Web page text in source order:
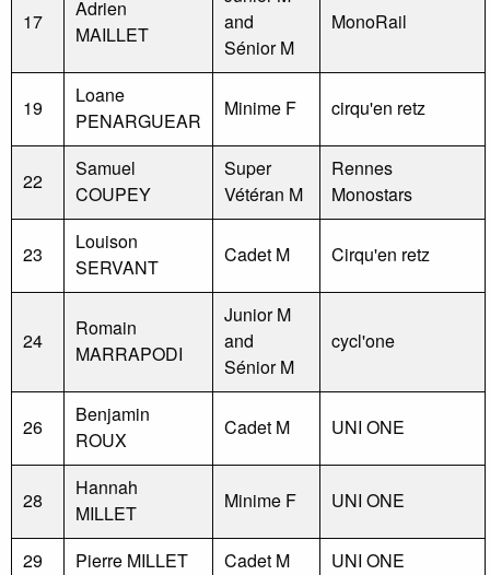
17
Adrien
MAILLET
and
Sénior M
MonoRail
19
Loane
PENARGUEAR
Minime F cirqu'en retz
22
Samuel
COUPEY
Super
Vétéran M
Rennes
Monostars
23
Louison
SERVANT
Cadet M Cirqu'en retz
24
Romain
MARRAPODI
Junior M
and
Sénior M
cycl'one
26
Benjamin
ROUX
Cadet M UNI ONE
28
Hannah
MILLET
Minime F UNI ONE
29 Pierre MILLET Cadet M UNI ONE